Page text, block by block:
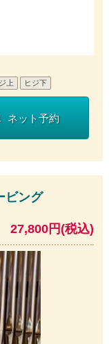
上 ヒジ下
ネット予約
ビング
27,800円(税込)